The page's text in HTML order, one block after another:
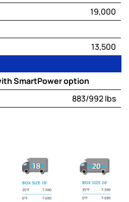
19,000
13,500
SmartPower option
883/992 lbs